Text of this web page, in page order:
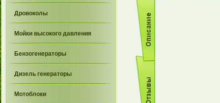
Дровоколы
Мойки высокого давления
Бензогенераторы
Дизель генераторы
Мотоблоки